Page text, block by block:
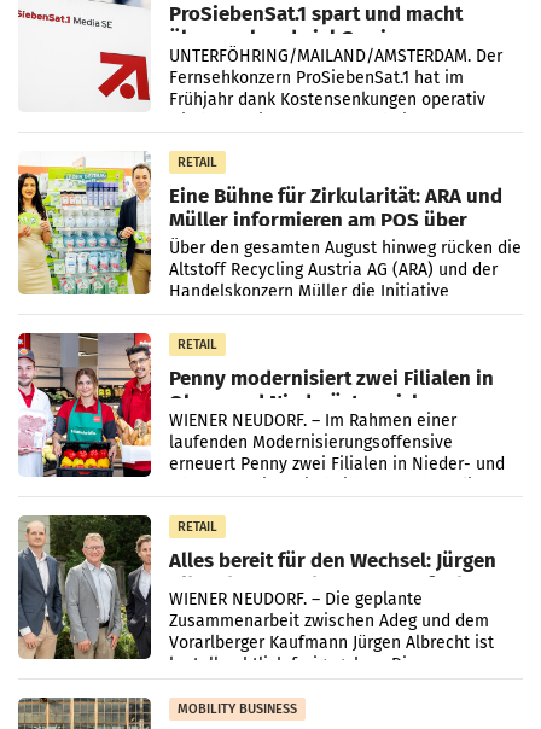
ProSiebenSat.1 spart und macht
überraschend viel Gewinn
UNTERFÖHRING/MAILAND/AMSTERDAM. Der
Fernsehkonzern ProSiebenSat.1 hat im
Frühjahr dank Kostensenkungen operativ
RETAIL
Eine Bühne für Zirkularität: ARA und
Müller informieren am POS über
Kreislauffähigkeit
Über den gesamten August hinweg rücken die
Altstoff Recycling Austria AG (ARA) und der
Handelskonzern Müller die Initiative
„Kreislauf-Helden“ in allen österreichischen
Müller-Filialen
RETAIL
Penny modernisiert zwei Filialen in
Ober- und Niederösterreich
WIENER NEUDORF. – Im Rahmen einer
laufenden Modernisierungsoffensive
erneuert Penny zwei Filialen in Nieder- und
RETAIL
Alles bereit für den Wechsel: Jürgen
Albrecht setzt ab 1.1.2027 auf Adeg
WIENER NEUDORF. – Die geplante
Zusammenarbeit zwischen Adeg und dem
Vorarlberger Kaufmann Jürgen Albrecht ist
kartellrechtlich freigegeben: Die
Bundeswettbewerbsbehörde und der
Bundeskartellanwalt
MOBILITY BUSINESS